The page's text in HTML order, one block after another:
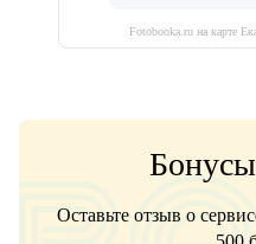
Fotobooka.ru на карте
Оставьте отзыв о